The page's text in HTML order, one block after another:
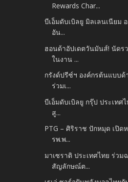
Rewards Char...
บีเอ็มดับเบิลยู มิลเลนเนียม
อัน...
ฮอนด้าอัปเดตวันมันส์! นัดร
ในงาน ...
กรังด์ปรีซ์ฯ องค์กรต้นแบบ
ร่วมเ...
บีเอ็มดับเบิลยู กรุ๊ป ประเท
สู...
PTG – ศิริราช ปักหมุด เปิด
รพ.พ...
มาเซราติ ประเทศไทย ร่วม
สัญลักษณ์ต...